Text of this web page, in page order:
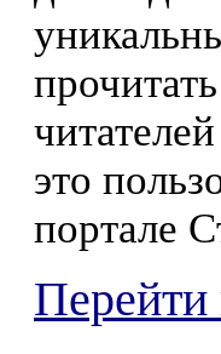
это
портале
Перейти